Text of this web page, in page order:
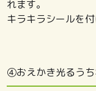
れます。
キラキラシールを
④おえかき光るう